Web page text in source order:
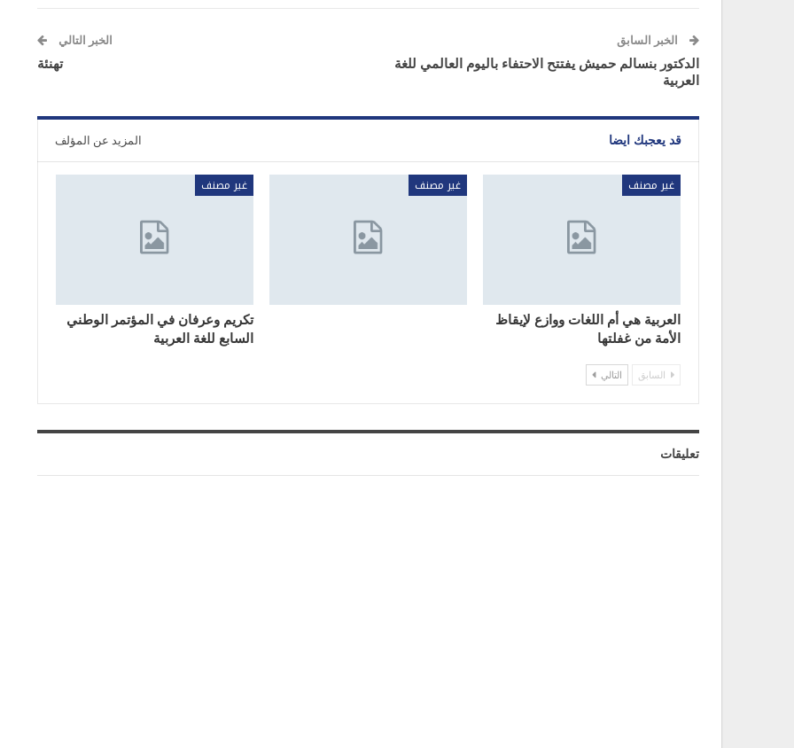
الخبر السابق
الدكتور بنسالم حميش يفتتح الاحتفاء باليوم العالمي للغة
العربية
الخبر التالي
تهنئة
قد يعجبك ايضا المزيد عن المؤلف
غير مصنف
العربية هي أم اللغات ووازع لإيقاظ
الأمة من غفلتها
غير مصنف غير مصنف
تكريم وعرفان في المؤتمر الوطني
السابع للغة العربية
السابق التالي
تعليقات